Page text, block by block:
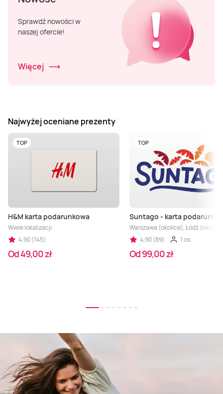
Sprawdź nowości w
naszej ofercie!
Więcej
Najwyżej oceniane prezenty
TOP
H&M karta podarunkowa
Wiele lokalizacji
4,90 (145)
Od 49,00 zł
TOP
Suntago - karta
Warszawa (okolice), Łódź
4,90 (89)
1 os.
Od 99,00 zł